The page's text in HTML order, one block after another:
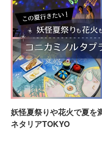
妖怪夏祭りや花火で夏を
ネタリアTOKYO